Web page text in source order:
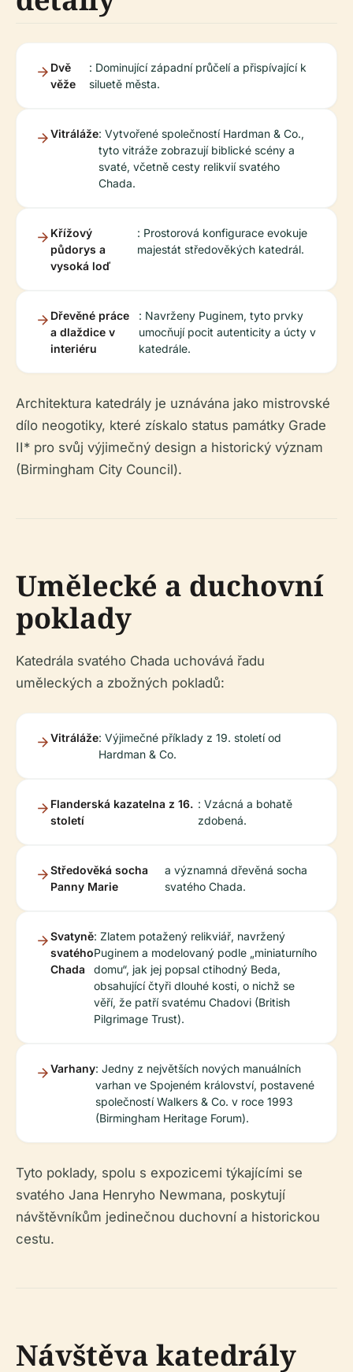
Dvě
věže
: Dominující západní průčelí a přispívající k
siluetě města.
Vitráláže: Vytvořené společností Hardman & Co.,
tyto vitráže zobrazují biblické scény a
svaté, včetně cesty relikvií svatého
Chada.
Křížový
půdorys a
vysoká loď
: Prostorová konfigurace evokuje
majestát středověkých katedrál.
Dřevěné práce
a dlaždice v
interiéru
: Navrženy Puginem, tyto prvky
umocňují pocit autenticity a úcty v
katedrále.
Architektura katedrály je uznávána jako mistrovské
dílo neogotiky, které získalo status památky Grade
II* pro svůj výjimečný design a historický význam
(Birmingham City Council).
Umělecké a duchovní
poklady
Katedrála svatého Chada uchovává řadu
uměleckých a zbožných pokladů:
Vitráláže: Výjimečné příklady z 19. století od
Hardman & Co.
Flanderská kazatelna z 16.
století
: Vzácná a bohatě
zdobená.
Středověká socha
Panny Marie
a významná dřevěná socha
svatého Chada.
Svatyně
svatého
Chada
: Zlatem potažený relikviář, navržený
Puginem a modelovaný podle „miniaturního
domu“, jak jej popsal ctihodný Beda,
obsahující čtyři dlouhé kosti, o nichž se
věří, že patří svatému Chadovi (British
Pilgrimage Trust).
Varhany: Jedny z největších nových manuálních
varhan ve Spojeném království, postavené
společností Walkers & Co. v roce 1993
(Birmingham Heritage Forum).
Tyto poklady, spolu s expozicemi týkajícími se
svatého Jana Henryho Newmana, poskytují
návštěvníkům jedinečnou duchovní a historickou
cestu.
Návštěva katedrály